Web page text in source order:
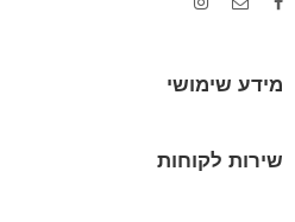
מידע שימושי
שירות לקוחות